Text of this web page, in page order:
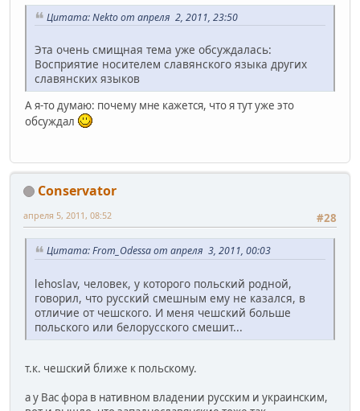
Цитата: Nekto от апреля 2, 2011, 23:50
Эта очень смищная тема уже обсуждалась:
Восприятие носителем славянского языка других
славянских языков
А я-то думаю: почему мне кажется, что я тут уже это
обсуждал
Conservator
#28
апреля 5, 2011, 08:52
Цитата: From_Odessa от апреля 3, 2011, 00:03
lehoslav, человек, у которого польский родной,
говорил, что русский смешным ему не казался, в
отличие от чешского. И меня чешский больше
польского или белорусского смешит...
т.к. чешский ближе к польскому.
а у Вас фора в нативном владении русским и украинским,